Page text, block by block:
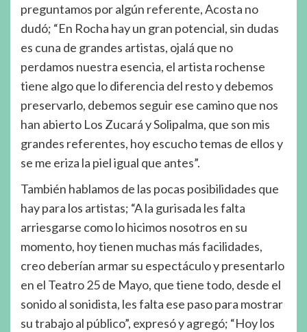
preguntamos por algún referente, Acosta no
dudó; “En Rocha hay un gran potencial, sin dudas
es cuna de grandes artistas, ojalá que no
perdamos nuestra esencia, el artista rochense
tiene algo que lo diferencia del resto y debemos
preservarlo, debemos seguir ese camino que nos
han abierto Los Zucará y Solipalma, que son mis
grandes referentes, hoy escucho temas de ellos y
se me eriza la piel igual que antes”.
También hablamos de las pocas posibilidades que
hay para los artistas; “A la gurisada les falta
arriesgarse como lo hicimos nosotros en su
momento, hoy tienen muchas más facilidades,
creo deberían armar su espectáculo y presentarlo
en el Teatro 25 de Mayo, que tiene todo, desde el
sonido al sonidista, les falta ese paso para mostrar
su trabajo al público”, expresó y agregó; “Hoy los